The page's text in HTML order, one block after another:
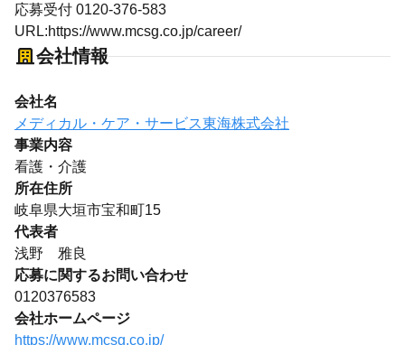
応募受付 0120-376-583
URL:https://www.mcsg.co.jp/career/
会社情報
会社名
メディカル・ケア・サービス東海株式会社
事業内容
看護・介護
所在住所
岐阜県大垣市宝和町15
代表者
浅野 雅良
応募に関するお問い合わせ
0120376583
会社ホームページ
https://www.mcsg.co.jp/